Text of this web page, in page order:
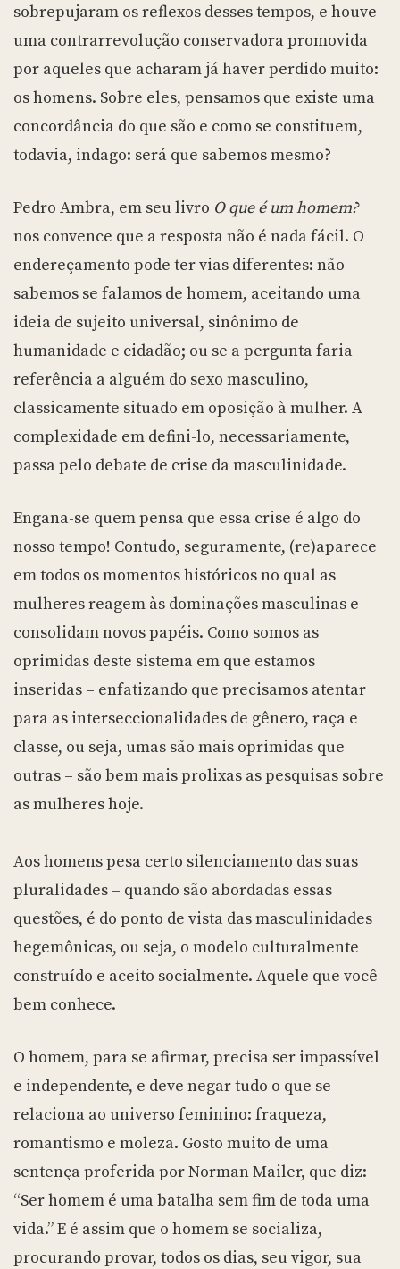
sobrepujaram os reflexos desses tempos, e houve
uma contrarrevolução conservadora promovida
por aqueles que acharam já haver perdido muito:
os homens. Sobre eles, pensamos que existe uma
concordância do que são e como se constituem,
todavia, indago: será que sabemos mesmo?
Pedro Ambra, em seu livro O que é um homem?
nos convence que a resposta não é nada fácil. O
endereçamento pode ter vias diferentes: não
sabemos se falamos de homem, aceitando uma
ideia de sujeito universal, sinônimo de
humanidade e cidadão; ou se a pergunta faria
referência a alguém do sexo masculino,
classicamente situado em oposição à mulher. A
complexidade em defini-lo, necessariamente,
passa pelo debate de crise da masculinidade.
Engana-se quem pensa que essa crise é algo do
nosso tempo! Contudo, seguramente, (re)aparece
em todos os momentos históricos no qual as
mulheres reagem às dominações masculinas e
consolidam novos papéis. Como somos as
oprimidas deste sistema em que estamos
inseridas – enfatizando que precisamos atentar
para as interseccionalidades de gênero, raça e
classe, ou seja, umas são mais oprimidas que
outras – são bem mais prolixas as pesquisas sobre
as mulheres hoje.
Aos homens pesa certo silenciamento das suas
pluralidades – quando são abordadas essas
questões, é do ponto de vista das masculinidades
hegemônicas, ou seja, o modelo culturalmente
construído e aceito socialmente. Aquele que você
bem conhece.
O homem, para se afirmar, precisa ser impassível
e independente, e deve negar tudo o que se
relaciona ao universo feminino: fraqueza,
romantismo e moleza. Gosto muito de uma
sentença proferida por Norman Mailer, que diz:
“Ser homem é uma batalha sem fim de toda uma
vida.” E é assim que o homem se socializa,
procurando provar, todos os dias, seu vigor, sua